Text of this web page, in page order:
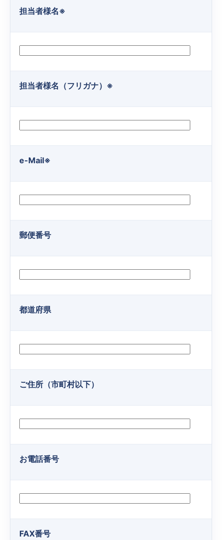
担当者様名※
担当者様名（フリガナ） ※
e-Mail※
郵便番号
都道府県
ご住所（市町村以下）
お電話番号
FAX番号